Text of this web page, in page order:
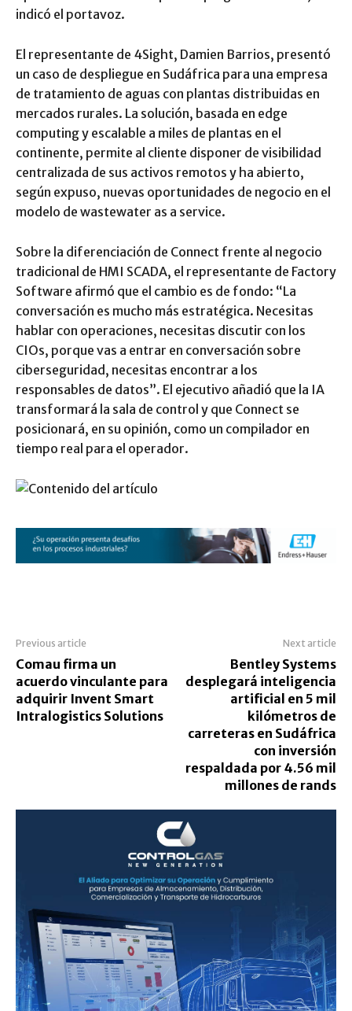
indicó el portavoz.
El representante de 4Sight, Damien Barrios, presentó
un caso de despliegue en Sudáfrica para una empresa
de tratamiento de aguas con plantas distribuidas en
mercados rurales. La solución, basada en edge
computing y escalable a miles de plantas en el
continente, permite al cliente disponer de visibilidad
centralizada de sus activos remotos y ha abierto,
según expuso, nuevas oportunidades de negocio en el
modelo de wastewater as a service.
Sobre la diferenciación de Connect frente al negocio
tradicional de HMI SCADA, el representante de Factory
Software afirmó que el cambio es de fondo: “La
conversación es mucho más estratégica. Necesitas
hablar con operaciones, necesitas discutir con los
CIOs, porque vas a entrar en conversación sobre
ciberseguridad, necesitas encontrar a los
responsables de datos”. El ejecutivo añadió que la IA
transformará la sala de control y que Connect se
posicionará, en su opinión, como un compilador en
tiempo real para el operador.
Previous article
Comau firma un
acuerdo vinculante para
adquirir Invent Smart
Intralogistics Solutions
Next article
Bentley Systems
desplegará inteligencia
artificial en 5 mil
kilómetros de
carreteras en Sudáfrica
con inversión
respaldada por 4.56 mil
millones de rands